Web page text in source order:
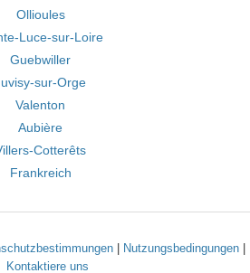
Ollioules
Luce-sur-Loire
Guebwiller
sur-Orge
Valenton
Aubière
Cotterêts
Frankreich
Nutzungsbedingungen
Kontaktiere uns